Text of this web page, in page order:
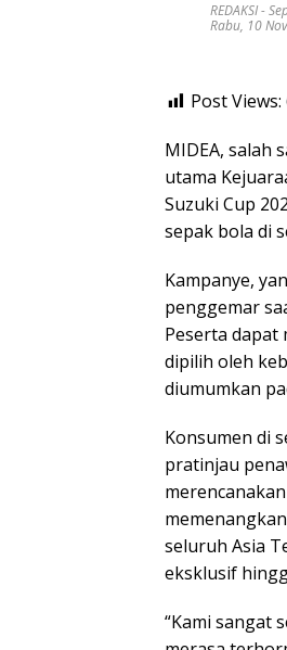
REDAKSI-
Rabu, 10
Post Views:
MIDEA, salah
utama
Suzuki Cup
sepak bola di
Kampanye,
penggemar
Peserta
dipilih oleh
diumumkan
Konsumen di
pratinjau
seluruh Asia
eksklusif
“Kami sangat